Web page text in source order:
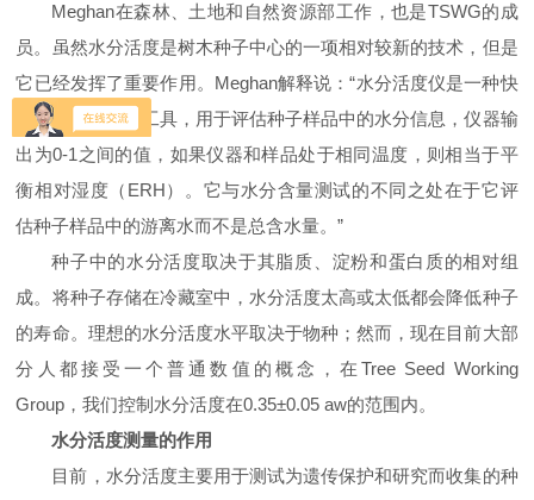
Meghan在森林、土地和自然资源部工作，也是TSWG的成
员。虽然水分活度是树木种子中心的一项相对较新的技术，但是
它已经发挥了重要作用。 Meghan解释说：“水分活度仪是一种快
速、非破坏性的工具，用于评估种子样品中的水分信息，仪器输
出为0-1 之间的值，如果仪器和样品处于相同温度，则相当于平
衡相对湿度（ ERH）。它与水分含量测试的不同之处在于它评
估种子样品中的游离水而不是总含水量。”
种子中的水分活度取决于其脂质、淀粉和蛋白质的相对组
成。将种子存储在冷藏室中，水分活度太高或太低都会降低种子
的寿命。理想的水分活度水平取决于物种；然而，现在目前大部
分人都接受一个普通数值的概念，在Tree Seed Working
Group ，我们控制水分活度在0.35±0.05 aw的范围内。
水分活度测量的作用
目前，水分活度主要用于测试为遗传保护和研究而收集的种